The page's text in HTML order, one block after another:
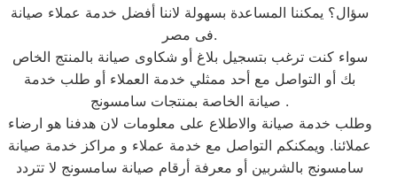
سؤال؟ يمكننا المساعدة بسهولة لاننا أفضل خدمة عملاء صيانة
فى مصر.
سواء كنت ترغب بتسجيل بلاغ أو شكاوى صيانة بالمنتج الخاص
بك أو التواصل مع أحد ممثلي خدمة العملاء أو طلب خدمة
صيانة الخاصة بمنتجات سامسونج .
وطلب خدمة صيانة والاطلاع على معلومات لان هدفنا هو ارضاء
عملائنا. ويمكنكم التواصل مع خدمة عملاء و مراكز خدمة صيانة
سامسونج بالشربين أو معرفة أرقام صيانة سامسونج لا تتردد